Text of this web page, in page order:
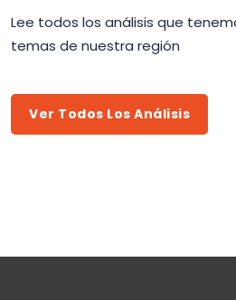
Lee todos los análisis que
temas de nuestra región
Ver Todos Los Análisis